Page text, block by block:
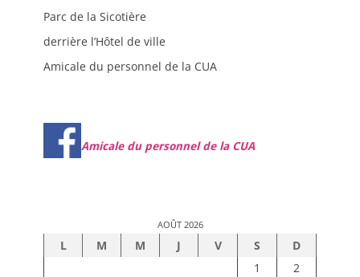
Parc de la Sicotière
derrière l’Hôtel de ville
Amicale du personnel de la CUA
Amicale du personnel de la CUA
AOÛT 2026
L M M J V S
D
1
2